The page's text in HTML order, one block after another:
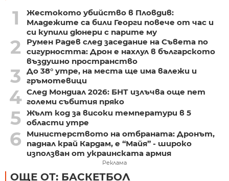
1
Жестокото убийство в Пловдив:
Младежите са били Георги повече от час и
си купили дюнери с парите му
2
Румен Радев след заседание на Съвета по
сигурността: Дрон е нахлул в българското
въздушно пространство
3
До 38° утре, на места ще има валежи и
гръмотевици
4 След Мондиал 2026: БНТ излъчва още пет
големи събития пряко
5 Жълт код за високи температури в 5
области утре
6
Министерството на отбраната: Дронът,
паднал край Кардам, е “Майя” - широко
използван от украинската армия
Реклама
ОЩЕ ОТ: БАСКЕТБОЛ